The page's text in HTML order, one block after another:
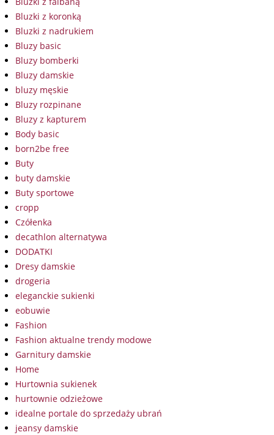
Bluzki z koronką
Bluzki z nadrukiem
Bluzy basic
Bluzy bomberki
Bluzy damskie
bluzy męskie
Bluzy rozpinane
Bluzy z kapturem
Body basic
born2be free
Buty
buty damskie
Buty sportowe
cropp
Czółenka
decathlon alternatywa
DODATKI
Dresy damskie
drogeria
eleganckie sukienki
eobuwie
Fashion
Fashion aktualne trendy modowe
Garnitury damskie
Home
Hurtownia sukienek
hurtownie odzieżowe
idealne portale do sprzedaży ubrań
jeansy damskie